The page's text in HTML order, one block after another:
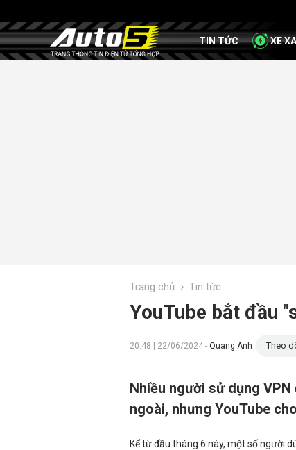
TIN TỨC XE
Trang chủ › Tin tức
YouTube bắt đầu
20:48 | 22/06/2024 - Quang Anh Theo
Nhiều người sử dụng
ngoài, nhưng YouTube
Kể từ đầu tháng 6 này, một số người